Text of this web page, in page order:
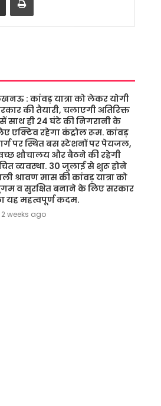
: कांवड़ यात्रा को लेकर योगी
की तैयारी, चलाएगी अतिरिक्त
साथ ही 24 घंटे की निगरानी के
एक्टिव रहेगा कंट्रोल रूम. कांवड़
पर स्थित बस स्टेशनों पर पेयजल,
शौचालय और बैठने की रहेगी
व्यवस्था. 30 जुलाई से शुरू होने
श्रावण मास की कांवड़ यात्रा को
व सुरक्षित बनाने के लिए सरकार
यह महत्वपूर्ण कदम.
2 weeks ago